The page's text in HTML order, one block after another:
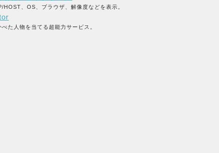
HOST、OS、ブラウザ、解像度などを表示。
べた人物を当てる超能力サービス。